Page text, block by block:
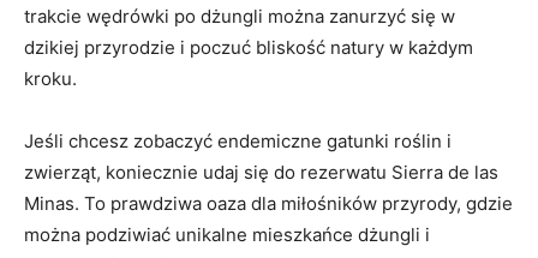
trakcie wędrówki‌ po dżungli można zanurzyć ⁣się w
dzikiej przyrodzie⁤ i poczuć ⁤bliskość natury w każdym
kroku.
Jeśli chcesz zobaczyć⁣ endemiczne gatunki ⁤roślin i
zwierząt,‌ koniecznie udaj się do rezerwatu Sierra de las
Minas. To‍ prawdziwa ‍oaza dla miłośników przyrody, gdzie
można podziwiać ⁤unikalne mieszkańce dżungli i